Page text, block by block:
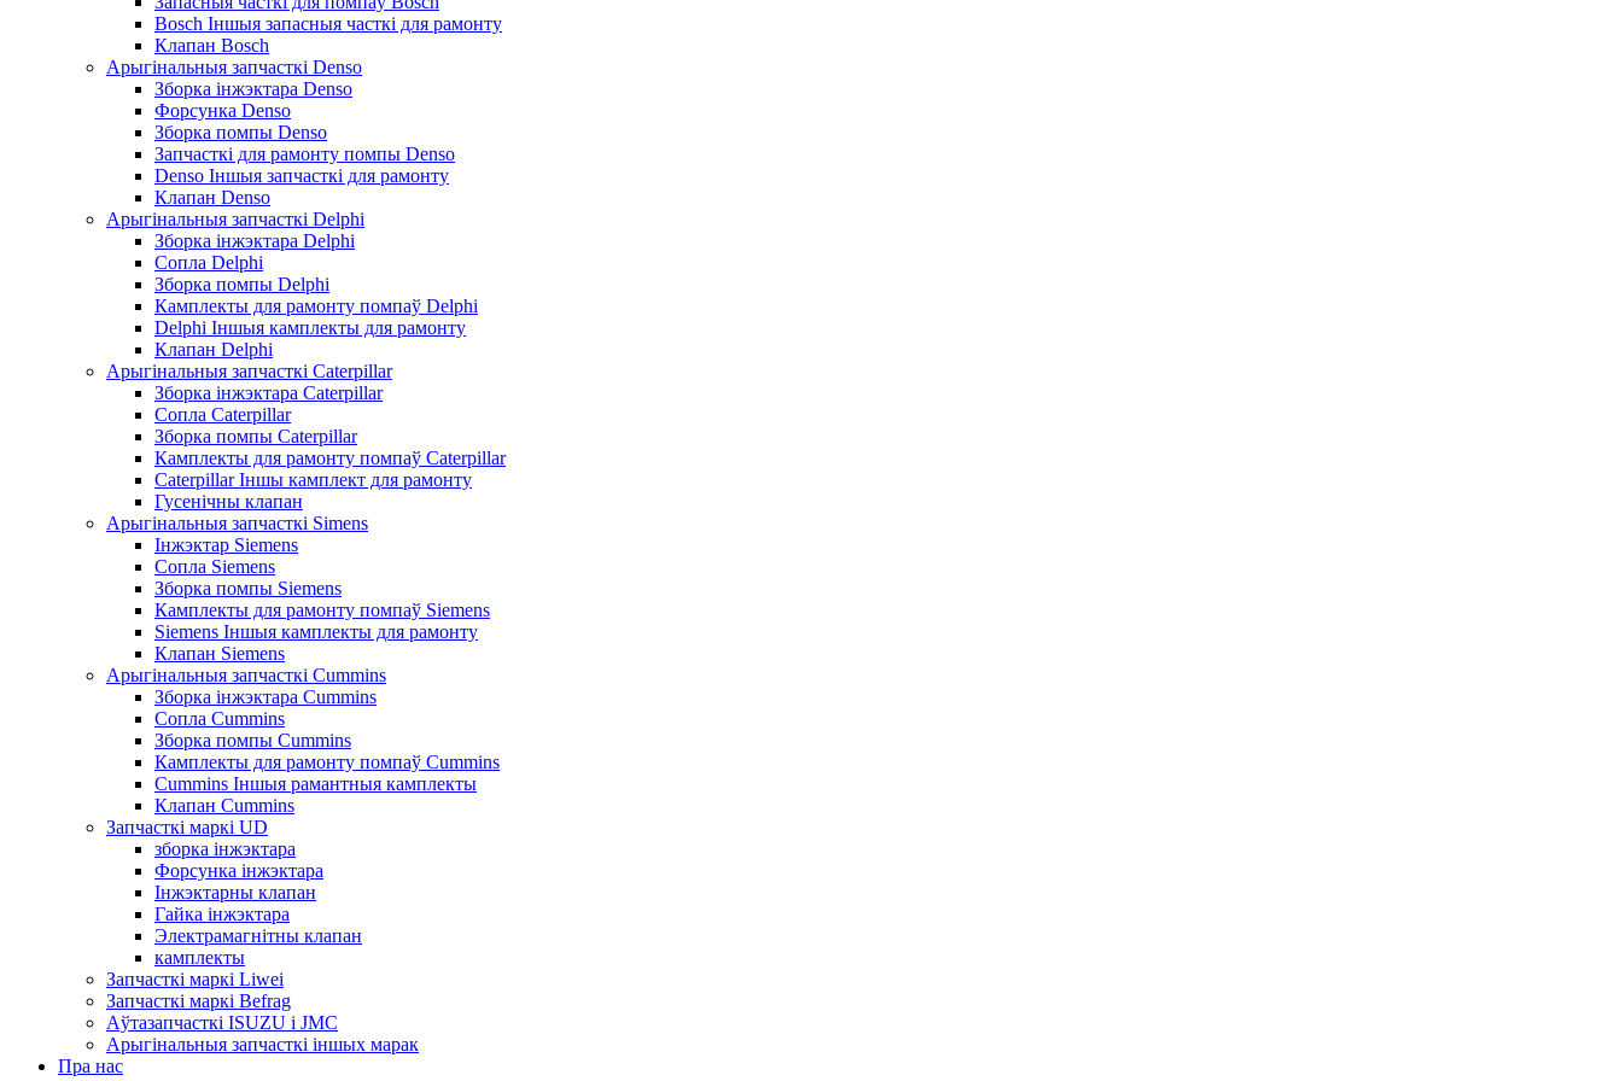
Bosch Іншыя запасныя часткі для рамонту
Клапан Bosch
Арыгінальныя запчасткі Denso
Зборка інжэктара Denso
Форсунка Denso
Зборка помпы Denso
Запчасткі для рамонту помпы Denso
Denso Іншыя запчасткі для рамонту
Клапан Denso
Арыгінальныя запчасткі Delphi
Зборка інжэктара Delphi
Сопла Delphi
Зборка помпы Delphi
Камплекты для рамонту помпаў Delphi
Delphi Іншыя камплекты для рамонту
Клапан Delphi
Арыгінальныя запчасткі Caterpillar
Зборка інжэктара Caterpillar
Сопла Caterpillar
Зборка помпы Caterpillar
Камплекты для рамонту помпаў Caterpillar
Caterpillar Іншы камплект для рамонту
Гусенічны клапан
Арыгінальныя запчасткі Simens
Інжэктар Siemens
Сопла Siemens
Зборка помпы Siemens
Камплекты для рамонту помпаў Siemens
Siemens Іншыя камплекты для рамонту
Клапан Siemens
Арыгінальныя запчасткі Cummins
Зборка інжэктара Cummins
Сопла Cummins
Зборка помпы Cummins
Камплекты для рамонту помпаў Cummins
Cummins Іншыя рамантныя камплекты
Клапан Cummins
Запчасткі маркі UD
зборка інжэктара
Форсунка інжэктара
Інжэктарны клапан
Гайка інжэктара
Электрамагнітны клапан
камплекты
Запчасткі маркі Liwei
Запчасткі маркі Befrag
Аўтазапчасткі ISUZU і JMC
Арыгінальныя запчасткі іншых марак
Пра нас